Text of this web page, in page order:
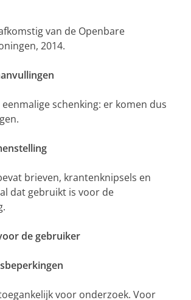
van de Openbare
2014.
schenking: er komen dus
brieven, krantenknipsels en
dat gebruikt is voor de
de gebruiker
voor onderzoek. Voor